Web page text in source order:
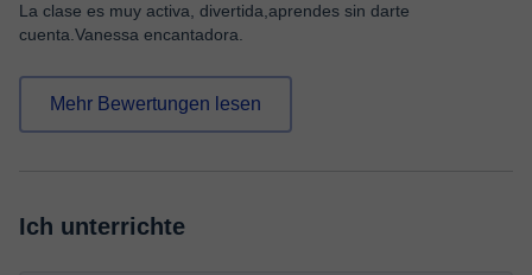
La clase es muy activa, divertida,aprendes sin darte
cuenta.Vanessa encantadora.
Mehr Bewertungen lesen
Ich unterrichte